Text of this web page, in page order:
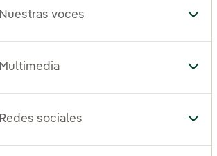
Nuestras voces
Multimedia
Redes sociales